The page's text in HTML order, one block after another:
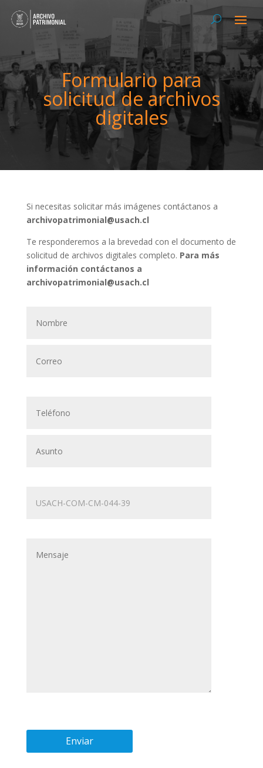
Formulario para
solicitud de archivos
digitales
Si necesitas solicitar más imágenes contáctanos a
archivopatrimonial@usach.cl
Te responderemos a la brevedad con el documento de
solicitud de archivos digitales completo. Para más
información contáctanos a
archivopatrimonial@usach.cl